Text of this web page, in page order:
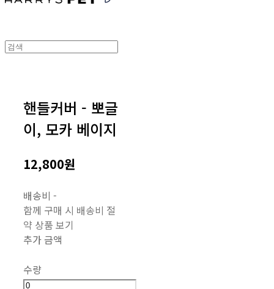
핸들커버 - 뽀글
이, 모카 베이지
12,800원
배송비-
함께 구매 시 배송비 절
약 상품 보기
추가 금액
수량